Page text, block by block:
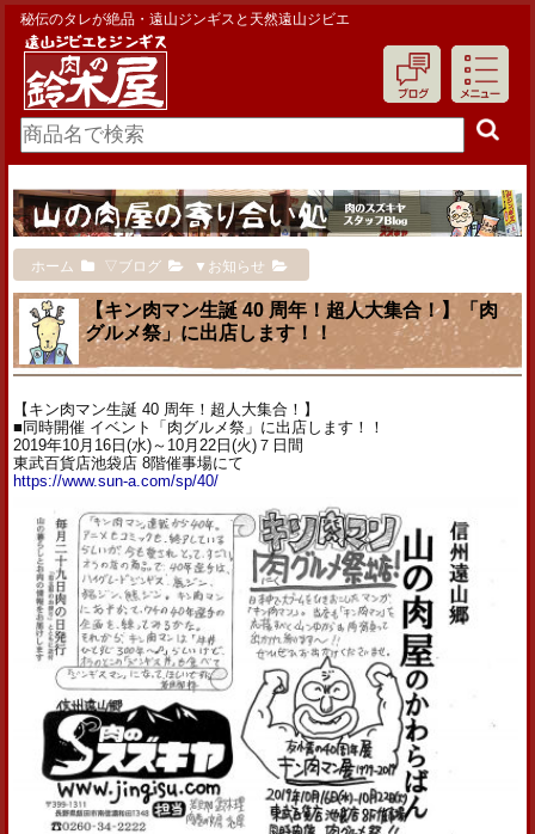
秘伝のタレが絶品・遠山ジンギスと天然遠山ジビエ
ホーム ▽ブログ ▼お知らせ
【キン肉マン生誕 40 周年！超人大集合！】「肉
グルメ祭」に出店します！！
【キン肉マン生誕 40 周年！超人大集合！】
■同時開催 イベント「肉グルメ祭」に出店します！！
2019年10月16日(水)～10月22日(火)７日間
東武百貨店池袋店 8階催事場にて
https://www.sun-a.com/sp/40/